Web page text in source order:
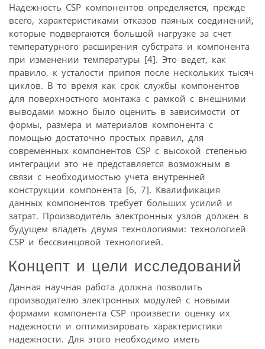
Надежность CSP компонентов определяется, прежде
всего, характеристиками отказов паяных соединений,
которые подвергаются большой нагрузке за счет
температурного расширения субстрата и компонента
при изменении температуры [4]. Это ведет, как
правило, к усталости припоя после нескольких тысяч
циклов. В то время как срок службы компонентов
для поверхностного монтажа с рамкой с внешними
выводами можно было оценить в зависимости от
формы, размера и материалов компонента с
помощью достаточно простых правил, для
современных компонентов CSP с высокой степенью
интеграции это не представляется возможным в
связи с необходимостью учета внутренней
конструкции компонента [6, 7]. Квалификация
данных компонентов требует больших усилий и
затрат. Производитель электронных узлов должен в
будущем владеть двумя технологиями: технологией
CSP и бессвинцовой технологией.
Концепт и цели исследований
Данная научная работа должна позволить
производителю электронных модулей с новыми
формами компонента CSP произвести оценку их
надежности и оптимизировать характеристики
надежности. Для этого необходимо иметь